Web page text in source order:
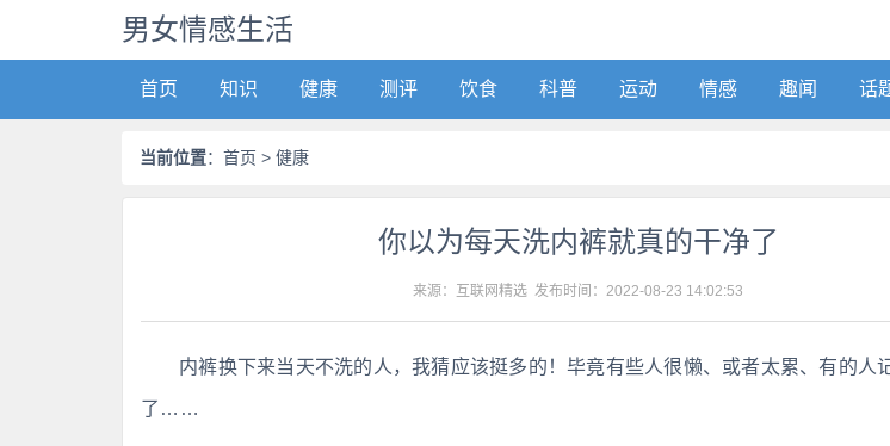
男女情感生活
首页 知识 健康 测评 饮食 科普 运动 情感 趣闻 话
当前位置： 首页 > 健康
你以为每天洗内裤就真的干净了
来源：互联网精选 发布时间： 2022-08-23 14:02:53
内裤换下来当天不洗的人，我猜应该挺多的！毕竟有些人很懒、或者太累、有的人
了……